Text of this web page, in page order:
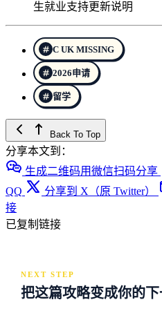
生就业支持更新说明
C UK MISSING
2026申请
留学
Back To Top
分享本文到：
生成二维码用微信扫码分享
QQ
分享到 X（原 Twitter）
接
已复制链接
NEXT STEP
把这篇攻略变成你的下